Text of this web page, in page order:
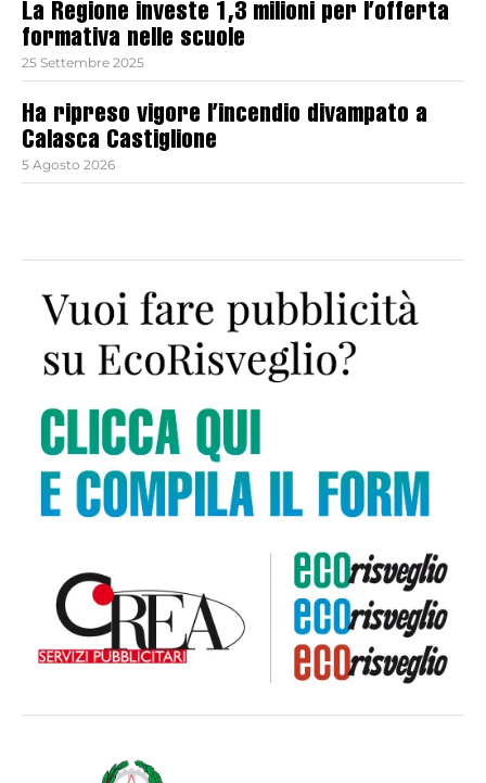
La Regione investe 1,3 milioni per l’offerta
formativa nelle scuole
25 Settembre 2025
Ha ripreso vigore l’incendio divampato a
Calasca Castiglione
5 Agosto 2026